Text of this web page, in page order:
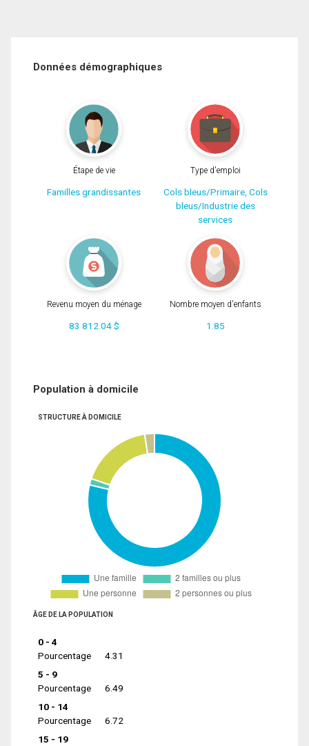
Données démographiques
Étape de vie
Familles grandissantes
Type d'emploi
Cols bleus/Primaire, Cols
bleus/Industrie des
services
Revenu moyen du ménage
83 812.04 $
Nombre moyen d'enfants
1.85
Population à domicile
STRUCTURE À DOMICILE
ÂGE DE LA POPULATION
0 - 4
Pourcentage
4.31
5 - 9
Pourcentage
6.49
10 - 14
Pourcentage
6.72
15 - 19